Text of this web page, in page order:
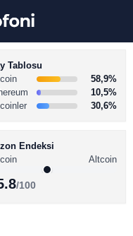
Tablosu
58,9%
10,5%
30,6%
Endeksi
Altcoin
/100